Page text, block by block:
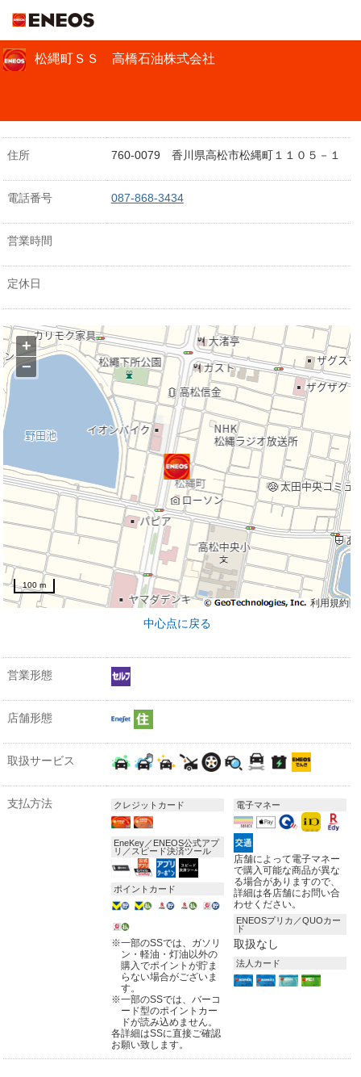
松縄町ＳＳ 高橋石油株式会社
住所 760-0079 香川県高松市松縄町１１０５－１
電話番号 087-868-3434
営業時間
定休日
利用規約
+
−
100 m
中心点に戻る
営業形態
店舗形態
取扱サービス
支払方法 クレジットカード
EneKey／ENEOS公式アプ
リ／スピード決済ツール
ポイントカード
※一部のSSでは、ガソリ
ン・軽油・灯油以外の
購入でポイントが貯ま
らない場合がございま
す。
※一部のSSでは、バーコ
ード型のポイントカー
ドが読み込めません。
各詳細はSSに直接ご確認
お願い致します。
電子マネー
店舗によって電子マネー
で購入可能な商品が異な
る場合がありますので、
詳細は各店舗にお問い合
わせください。
ENEOSプリカ／QUOカー
ド
取扱なし
法人カード